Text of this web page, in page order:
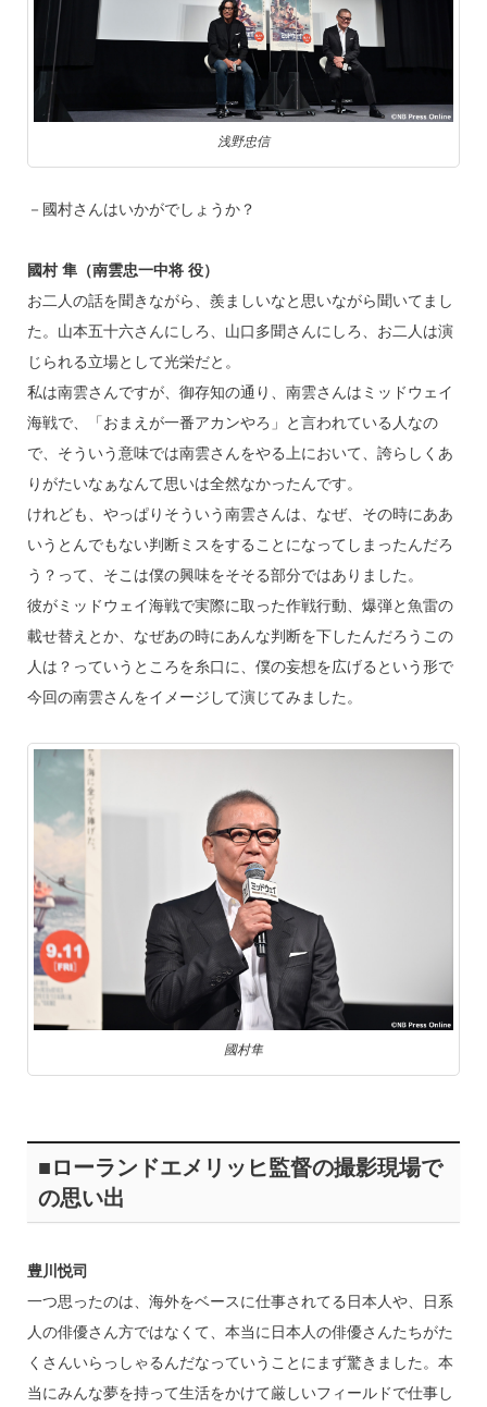
浅野忠信
－國村さんはいかがでしょうか？
國村 隼（南雲忠一中将 役）
お二人の話を聞きながら、羨ましいなと思いながら聞いてまし
た。山本五十六さんにしろ、山口多聞さんにしろ、お二人は演
じられる立場として光栄だと。
私は南雲さんですが、御存知の通り、南雲さんはミッドウェイ
海戦で、「おまえが一番アカンやろ」と言われている人なの
で、そういう意味では南雲さんをやる上において、誇らしくあ
りがたいなぁなんて思いは全然なかったんです。
けれども、やっぱりそういう南雲さんは、なぜ、その時にああ
いうとんでもない判断ミスをすることになってしまったんだろ
う？って、そこは僕の興味をそそる部分ではありました。
彼がミッドウェイ海戦で実際に取った作戦行動、爆弾と魚雷の
載せ替えとか、なぜあの時にあんな判断を下したんだろうこの
人は？っていうところを糸口に、僕の妄想を広げるという形で
今回の南雲さんをイメージして演じてみました。
國村隼
■ローランドエメリッヒ監督の撮影現場で
の思い出
豊川悦司
一つ思ったのは、海外をベースに仕事されてる日本人や、日系
人の俳優さん方ではなくて、本当に日本人の俳優さんたちがた
くさんいらっしゃるんだなっていうことにまず驚きました。本
当にみんな夢を持って生活をかけて厳しいフィールドで仕事し